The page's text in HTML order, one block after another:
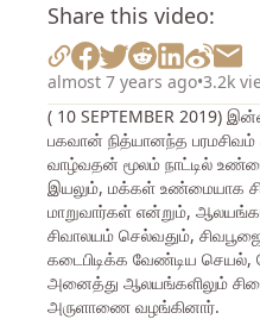
Share this video:
almost 7 years ago•3.2k
( 10 SEPTEMBER 2019)
பகவான் நித்யானந்த
வாழ்வதன் மூலம் நாட்டில்
இயலும், மக்கள் உண்மையாக
மாறுவார்கள் என்றும்,
சிவாலயம் செல்வதும்,
கடைபிடிக்க வேண்டிய செயல்,
அனைத்து ஆலயங்களிலும்
அருளாணை வழங்கினார்.